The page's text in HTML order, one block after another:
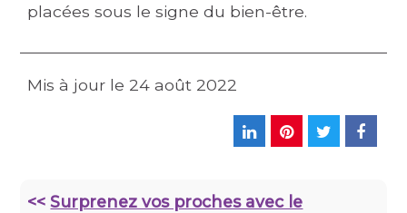
placées sous le signe du bien-être.
Mis à jour le 24 août 2022
<< Surprenez vos proches avec le